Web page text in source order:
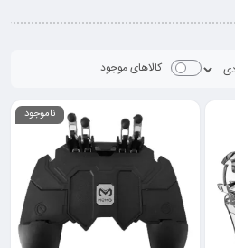
کالاهای موجود
ناموجود